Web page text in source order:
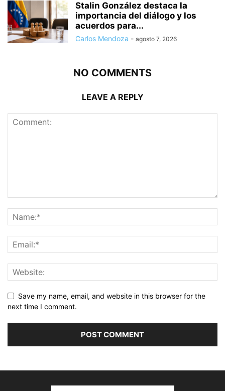
Stalin González destaca la
importancia del diálogo y los
acuerdos para...
Carlos Mendoza - agosto 7, 2026
NO COMMENTS
LEAVE A REPLY
Save my name, email, and website in this browser for the
next time I comment.